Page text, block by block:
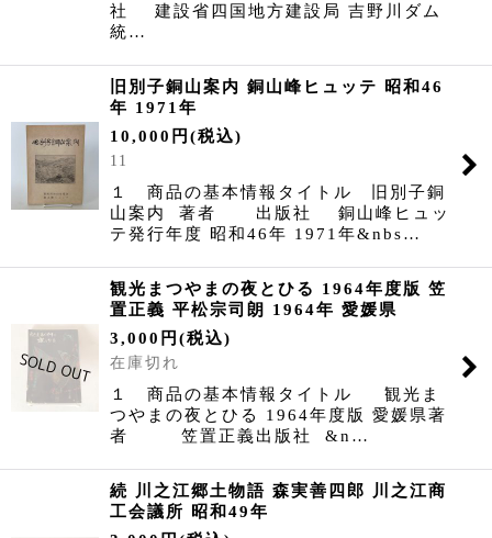
社 建設省四国地方建設局 吉野川ダム
統…
旧別子銅山案内 銅山峰ヒュッテ 昭和46
年 1971年
10,000 円 (税込)
11
１ 商品の基本情報タイトル 旧別子銅
山案内 著者 出版社 銅山峰ヒュッ
テ発行年度 昭和46年 1971年&nbs…
観光まつやまの夜とひる 1964年度版 笠
置正義 平松宗司朗 1964年 愛媛県
3,000 円 (税込)
在庫切れ
１ 商品の基本情報タイトル 観光ま
つやまの夜とひる 1964年度版 愛媛県著
者 笠置正義出版社 &n…
続 川之江郷土物語 森実善四郎 川之江商
工会議所 昭和49年